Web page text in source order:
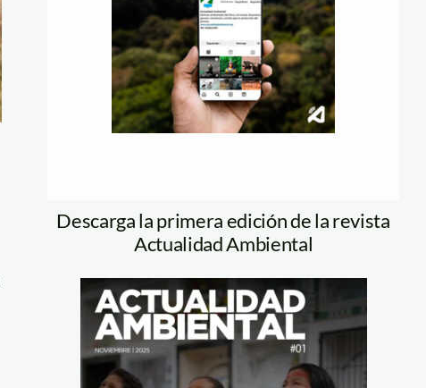
Descarga la primera edición de la revista
Actualidad Ambiental